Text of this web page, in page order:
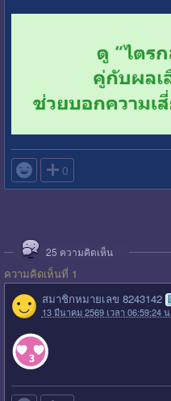
 0
25 ความคิดเห็น
ความคิดเห็นที่ 1
สมาชิกหมายเลข 8243142
13 มีนาคม 2569 เวลา 06:59:24 น.